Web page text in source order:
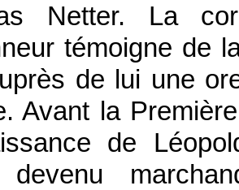
Netter. La
témoigne de
de lui une
Avant la
de
devenu